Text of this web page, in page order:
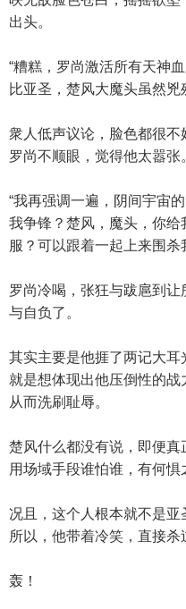
出头。
“糟糕，罗尚激活所有天神
比亚圣，楚风大魔头虽然兇
衆人低声议论，脸色都很
罗尚不顺眼，觉得他太嚣张
“我再强调一遍，阴间宇宙
我争锋？楚风，魔头，你
服？可以跟着一起上来围
罗尚冷喝，张狂与跋扈到
与自负了。
其实主要是他捱了两记大耳
就是想体现出他压倒性的战
从而洗刷耻辱。
楚风什么都没有说，即便
用场域手段谁怕谁，有何惧
况且，这个人根本就不是亚
所以，他带着冷笑，直接杀
轰！